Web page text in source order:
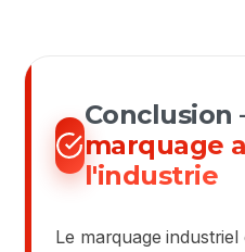
marquage
l'industrie
Le marquage